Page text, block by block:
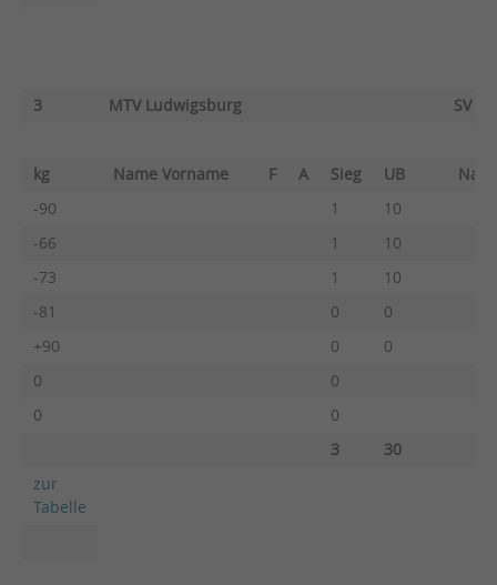
3 MTV Ludwigsburg SV
kg Name Vorname F A Sieg UB
-90
1
10
-66
1
10
-73
1
10
-81
0
0
+90
0
0
0
0
0
0
3
30
zur
Tabelle